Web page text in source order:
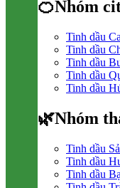
🍊Nhóm
Tinh dầu
Tinh dầu
Tinh dầu
Tinh dầu
Tinh dầu
🌿Nhóm
Tinh dầu
Tinh dầu
Tinh dầu